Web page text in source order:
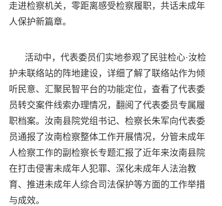
走进检察机关，零距离感受检察履职，共话未成年
人保护新篇章。
活动中，代表委员们实地参观了民驻检心·汝检
护未联络站的阵地建设，详细了解了联络站作为倾
听民意、汇聚民智平台的功能定位，查看了代表委
员转交案件线索办理情况，翻阅了代表委员专属履
职档案。汝南县院党组书记、检察长朱军向代表委
员通报了汝南检察整体工作开展情况，分管未成年
人检察工作的副检察长专题汇报了近年来汝南县院
在打击侵害未成年人犯罪、深化未成年人法治教
育、推进未成年人综合司法保护等方面的工作举措
与成效。